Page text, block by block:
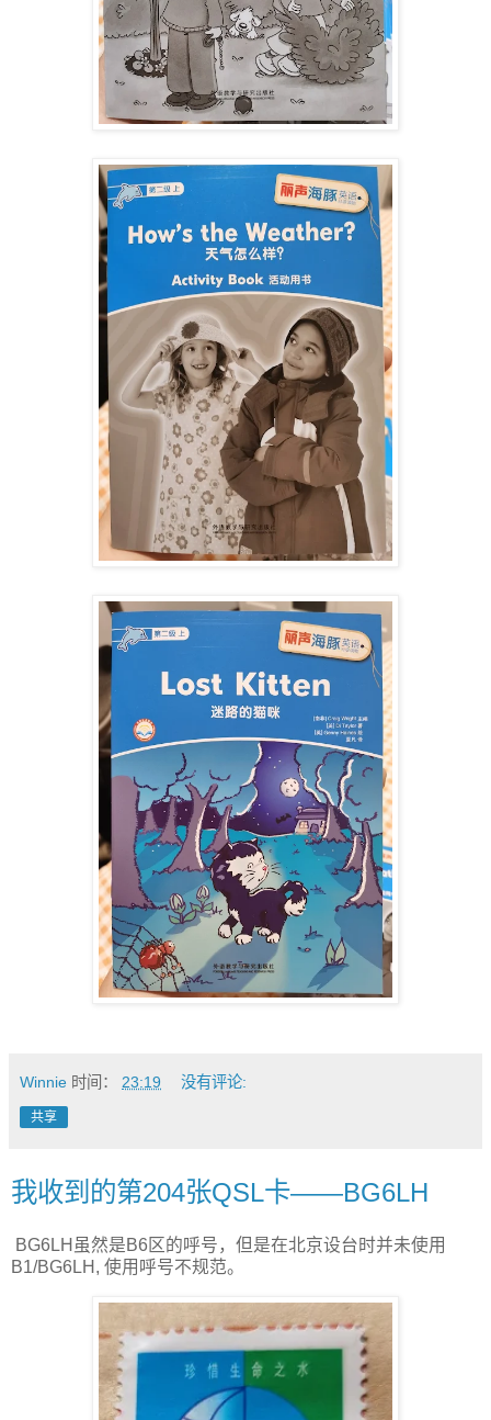
Winnie 时间： 23:19 没有评论:
共享
我收到的第204张QSL卡——BG6LH
BG6LH虽然是B6区的呼号，但是在北京设台时并未使用
B1/BG6LH, 使用呼号不规范。